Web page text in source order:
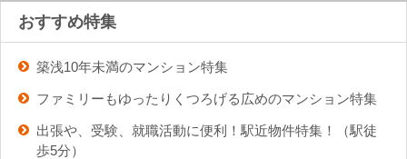
おすすめ特集
築浅10年未満のマンション特集
ファミリーもゆったりくつろげる広めのマンション特集
出張や、受験、就職活動に便利！駅近物件特集！（駅徒
歩5分）